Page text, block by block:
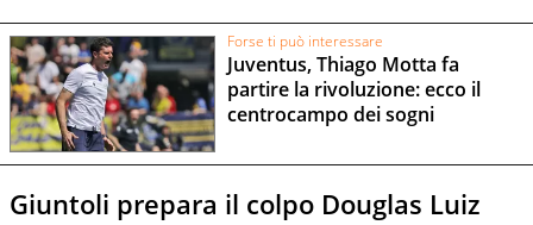
Forse ti può interessare
Juventus, Thiago Motta fa
partire la rivoluzione: ecco il
centrocampo dei sogni
Giuntoli prepara il colpo Douglas Luiz